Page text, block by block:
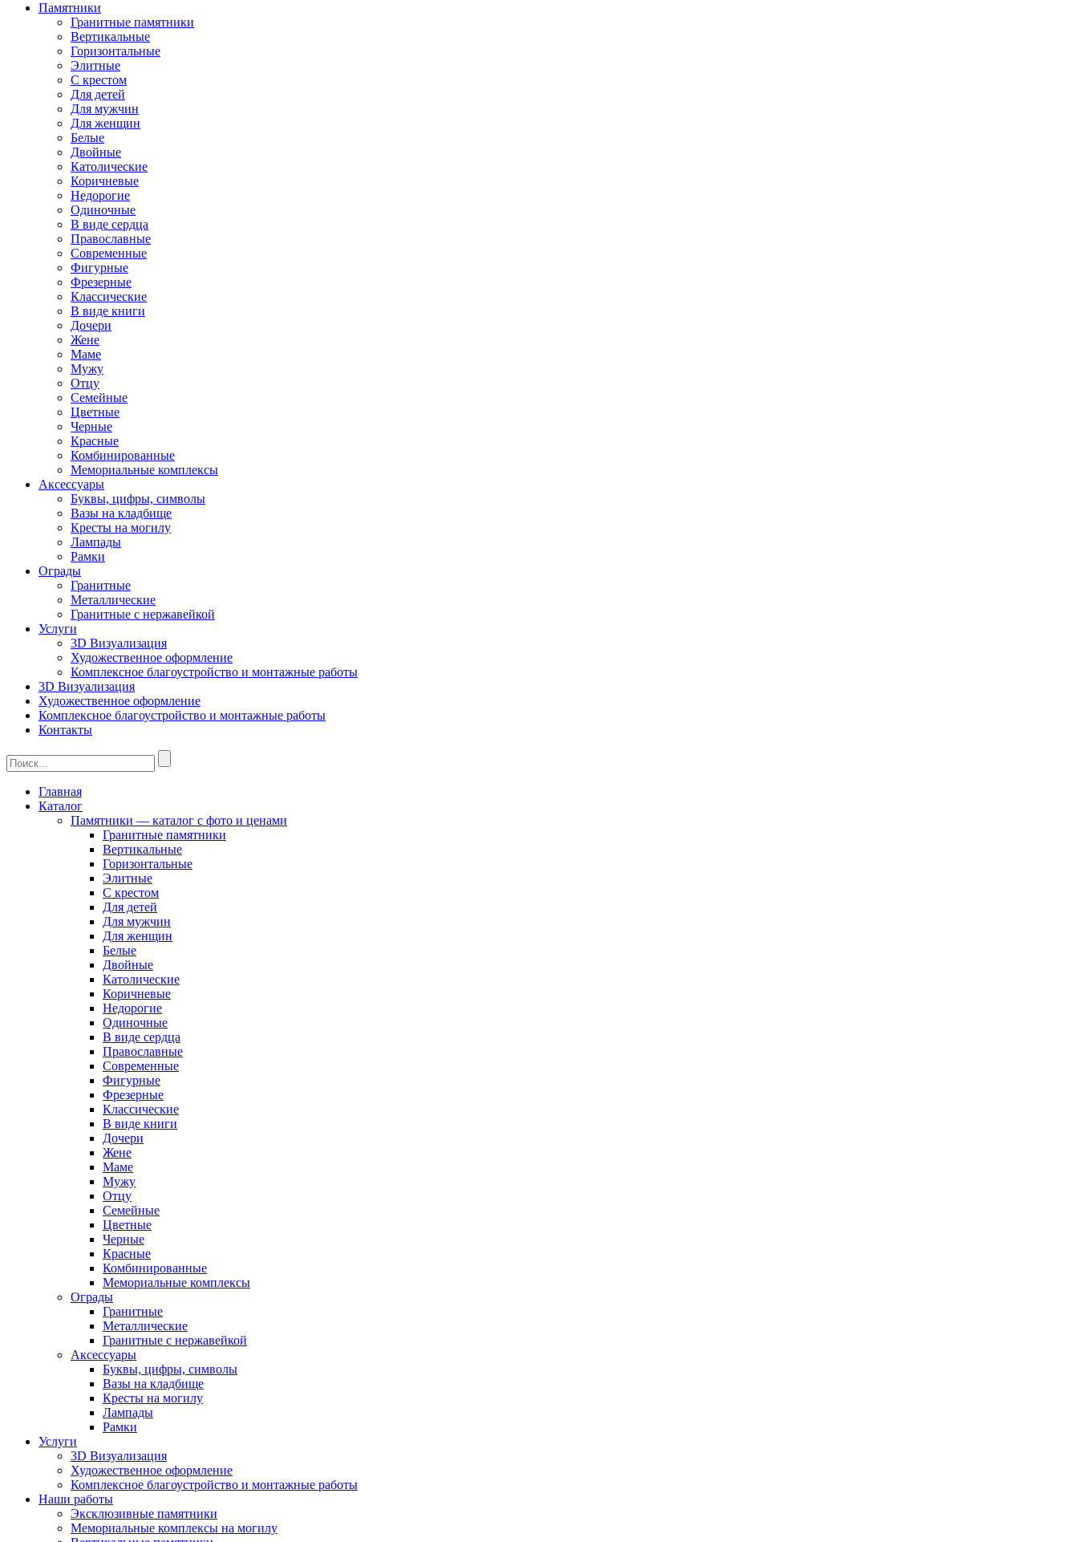
Памятники
Гранитные памятники
Вертикальные
Горизонтальные
Элитные
С крестом
Для детей
Для мужчин
Для женщин
Белые
Двойные
Католические
Коричневые
Недорогие
Одиночные
В виде сердца
Православные
Современные
Фигурные
Фрезерные
Классические
В виде книги
Дочери
Жене
Маме
Мужу
Отцу
Семейные
Цветные
Черные
Красные
Комбинированные
Мемориальные комплексы
Аксессуары
Буквы, цифры, символы
Вазы на кладбище
Кресты на могилу
Лампады
Рамки
Ограды
Гранитные
Металлические
Гранитные c нержавейкой
Услуги
3D Визуализация
Художественное оформление
Комплексное благоустройство и монтажные работы
3D Визуализация
Художественное оформление
Комплексное благоустройство и монтажные работы
Контакты
Главная
Каталог
Памятники — каталог с фото и ценами
Гранитные памятники
Вертикальные
Горизонтальные
Элитные
С крестом
Для детей
Для мужчин
Для женщин
Белые
Двойные
Католические
Коричневые
Недорогие
Одиночные
В виде сердца
Православные
Современные
Фигурные
Фрезерные
Классические
В виде книги
Дочери
Жене
Маме
Мужу
Отцу
Семейные
Цветные
Черные
Красные
Комбинированные
Мемориальные комплексы
Ограды
Гранитные
Металлические
Гранитные c нержавейкой
Аксессуары
Буквы, цифры, символы
Вазы на кладбище
Кресты на могилу
Лампады
Рамки
Услуги
3D Визуализация
Художественное оформление
Комплексное благоустройство и монтажные работы
Наши работы
Эксклюзивные памятники
Мемориальные комплексы на могилу